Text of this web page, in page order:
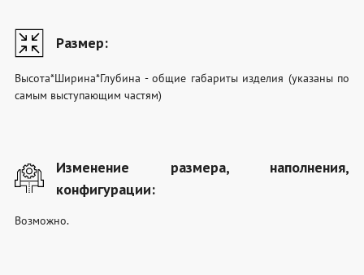
Размер:
Высота*Ширина*Глубина - общие габариты изделия (указаны по
самым выступающим частям)
Изменение размера, наполнения,
конфигурации:
Возможно.